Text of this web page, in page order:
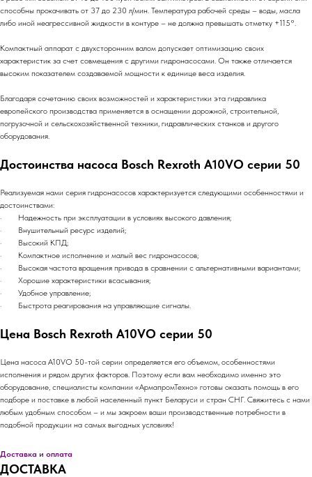
способны прокачивать от 37 до 230 л/мин. Температура рабочей среды – воды, масла
либо иной неагрессивной жидкости в контуре – не должна превышать отметку +115°.
Компактный аппарат с двухсторонним валом допускает оптимизацию своих
характеристик за счет совмещения с другими гидронасосами. Он также отличается
высоким показателем создаваемой мощности к единице веса изделия.
Благодаря сочетанию своих возможностей и характеристики эта гидравлика
европейского производства применяется в оснащении дорожной, строительной,
погрузочной и сельскохозяйственной техники, гидравлических станков и другого
оборудования.
Достоинства насоса Bosch Rexroth A10VO серии 50
Реализуемая нами серия гидронасосов характеризуется следующими особенностями и
достоинствами:
· Надежность при эксплуатации в условиях высокого давления;
· Внушительный ресурс изделий;
· Высокий КПД;
· Компактное исполнение и малый вес гидронасосов;
· Высокая частота вращения привода в сравнении с альтернативными вариантами;
· Хорошие характеристики всасывания;
· Удобное управление;
· Быстрота реагирования на управляющие сигналы.
Цена Bosch Rexroth A10VO серии 50
Цена насоса A10VO 50-той серии определяется его объемом, особенностями
исполнения и рядом других факторов. Поэтому если вам необходимо именно это
оборудование, специалисты компании «АрмапромТехно» готовы оказать помощь в его
подборе и поставке в любой населенный пункт Беларуси и стран СНГ. Свяжитесь с нами
любым удобным способом – и мы закроем ваши производственные потребности в
подобной продукции на самых выгодных условиях!
Доставка и оплата
ДОСТАВКА